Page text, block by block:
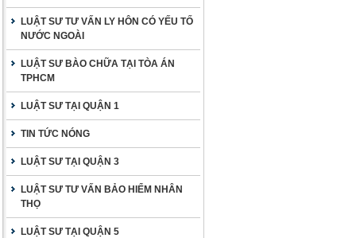
LUẬT SƯ TƯ VẤN LY HÔN CÓ YẾU TỐ
NƯỚC NGOÀI
LUẬT SƯ BÀO CHỮA TẠI TÒA ÁN
TPHCM
LUẬT SƯ TẠI QUẬN 1
TIN TỨC NÓNG
LUẬT SƯ TẠI QUẬN 3
LUẬT SƯ TƯ VẤN BẢO HIỂM NHÂN
THỌ
LUẬT SƯ TẠI QUẬN 5